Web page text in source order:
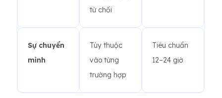
từ chối
Sự chuyển
mình
Tùy thuộc
vào từng
trường hợp
Tiêu chuẩn
12–24 giờ